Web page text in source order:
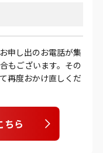
申し出のお電話が集
もございます。その
再度おかけ直しくだ
ちら